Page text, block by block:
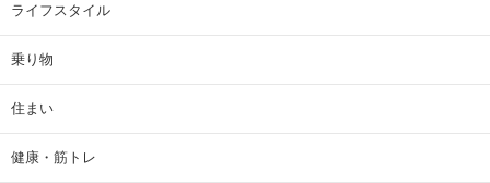
ライフスタイル
乗り物
住まい
健康・筋トレ